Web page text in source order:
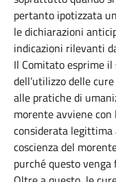
pertanto ipotizzata
le dichiarazioni
indicazioni rilevanti
Il Comitato esprime
dell’utilizzo delle
alle pratiche di
morente avviene con
considerata legittima
coscienza del
purché questo